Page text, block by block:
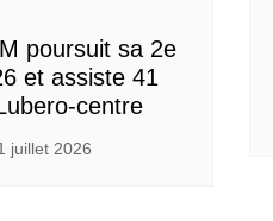
poursuit sa 2e
et assiste 41
centre
juillet 2026